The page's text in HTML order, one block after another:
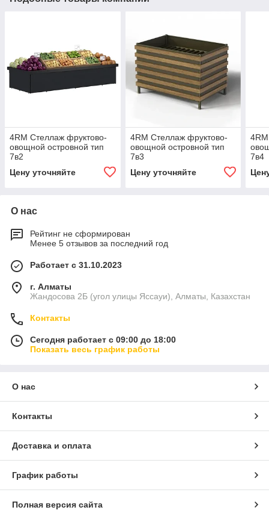
4RM Стеллаж фруктово-
овощной островной тип
7в2
Цену уточняйте
4RM Стеллаж фруктово-
овощной островной тип
7в3
Цену уточняйте
7в4
О нас
Рейтинг не сформирован
Менее 5 отзывов за последний год
Работает с 31.10.2023
г. Алматы
Жандосова 2Б (угол улицы Яссауи), Алматы, Казахстан
Контакты
Сегодня работает с 09:00 до 18:00
Показать весь график работы
О нас
Контакты
Доставка и оплата
График работы
Полная версия сайта